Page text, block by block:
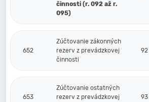
činnosti (r. 092 až r.
095)
652
Zúčtovanie zákonných
rezerv z prevádzkovej
činnosti
92
653
Zúčtovanie ostatných
rezerv z prevádzkovej
93